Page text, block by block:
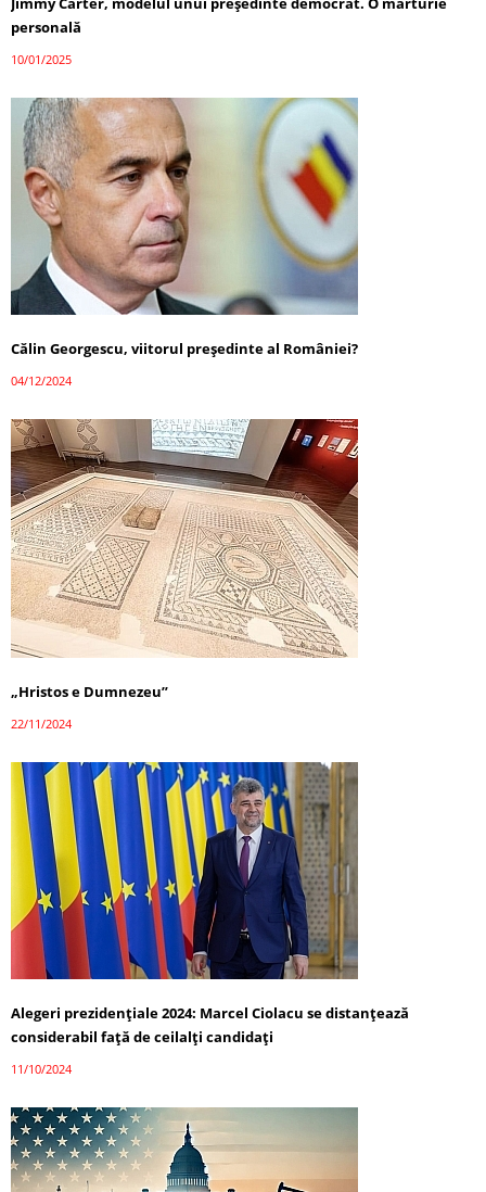
personală
10/01/2025
Călin Georgescu, viitorul președinte al României?
04/12/2024
„Hristos e Dumnezeu”
22/11/2024
Alegeri prezidențiale 2024: Marcel Ciolacu se distanțează
considerabil față de ceilalți candidați
11/10/2024